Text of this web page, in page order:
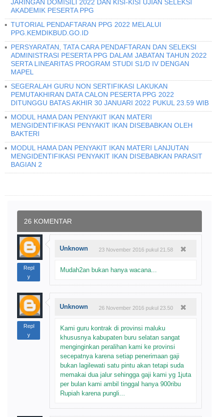
JARINGAN DOMISILI 2022 DAN KISI-KISI UJIAN SELEKSI
AKADEMIK PESERTA PPG
TUTORIAL PENDAFTARAN PPG 2022 MELALUI
PPG.KEMDIKBUD.GO.ID
PERSYARATAN, TATA CARA PENDAFTARAN DAN SELEKSI
ADMINISTRASI PESERTA PPG DALAM JABATAN TAHUN 2022
SERTA LINEARITAS PROGRAM STUDI S1/D IV DENGAN
MAPEL
SEGERALAH GURU NON SERTIFIKASI LAKUKAN
PEMUTAKHIRAN DATA CALON PESERTA PPG 2022
DITUNGGU BATAS AKHIR 30 JANUARI 2022 PUKUL 23.59 WIB
MODUL HAMA DAN PENYAKIT IKAN MATERI
MENGIDENTIFIKASI PENYAKIT IKAN DISEBABKAN OLEH
BAKTERI
MODUL HAMA DAN PENYAKIT IKAN MATERI LANJUTAN
MENGIDENTIFIKASI PENYAKIT IKAN DISEBABKAN PARASIT
BAGIAN 2
26 KOMENTAR
Repl
y
Unknown 23 November 2016 pukul 21.58
Mudah2an bukan hanya wacana...
Repl
y
Unknown 26 November 2016 pukul 23.50
Kami guru kontrak di provinsi maluku
khususnya kabupaten buru selatan sangat
menginginkan peralihan kami ke provinsi
secepatnya karena setiap penerimaan gaji
bukan lagilewati satu pintu akan tetapi suda
memakai dua jalur sehingga gaji kami yg 1juta
per bulan kami ambil tinggal hanya 900ribu
Rupiah karena pungli...